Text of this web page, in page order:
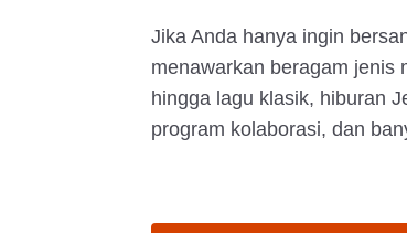
Jika Anda hanya ingin
menawarkan beragam jenis
hingga lagu klasik, hiburan
program kolaborasi, dan